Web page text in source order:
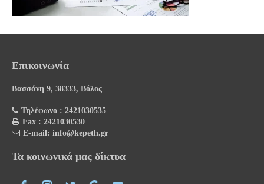
Επικοινωνία
Βασσάνη 9, 38333, Βόλος
Τηλέφωνο : 2421030535
Fax : 2421030530
E-mail: info@kepeth.gr
Τα κοινωνικά μας δίκτυα